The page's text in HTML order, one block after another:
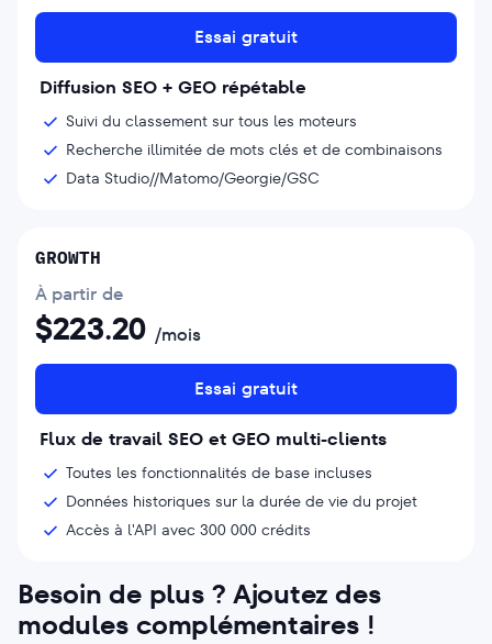
Essai gratuit
Diffusion SEO + GEO répétable
Suivi du classement sur tous les moteurs
Recherche illimitée de mots clés et de combinaisons
Data Studio//Matomo/Georgie/GSC
GROWTH
À partir de
$223.20 /mois
Essai gratuit
Flux de travail SEO et GEO multi-clients
Toutes les fonctionnalités de base incluses
Données historiques sur la durée de vie du projet
Accès à l'API avec 300 000 crédits
Besoin de plus ? Ajoutez des
modules complémentaires !